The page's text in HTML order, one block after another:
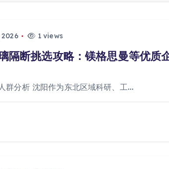
1 views
隔断挑选攻略：镁格思曼等优质
群分析 沈阳作为东北区域科研、工…